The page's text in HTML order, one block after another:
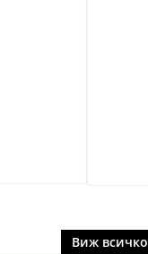
Виж всичко